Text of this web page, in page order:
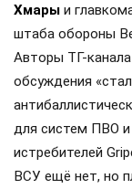
Хмары и
штаба обороны
Авторы ТГ-
обсуждения
для систем ПВО
истребителей
ВСУ ещё нет, но